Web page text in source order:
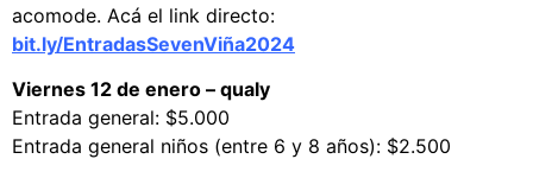
acomode. Acá el link directo:
bit.ly/EntradasSevenViña2024
Viernes 12 de enero – qualy
Entrada general: $5.000
Entrada general niños (entre 6 y 8 años): $2.500